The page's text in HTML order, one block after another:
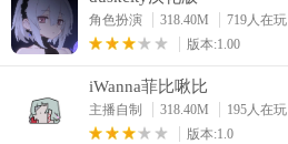
角色扮演 318.40M
719人在玩
版本:1.00
iWanna菲比啾比
主播自制 318.40M
195人在玩
版本:1.0